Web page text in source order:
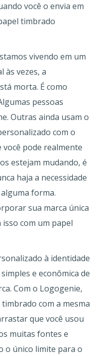
você o envia em
timbrado
vivendo em um
às vezes, a
morta. É como
pessoas
Outras ainda usam o
com o
pode realmente
estejam mudando, é
haja a necessidade
forma.
sua marca única
isso com um papel
à identidade
e econômica de
Com o Logogenie,
com a mesma
que você usou
muitas fontes e
o único limite para o